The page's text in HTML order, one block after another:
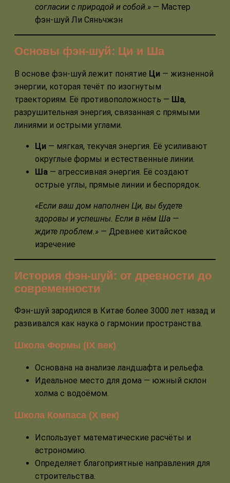
согласии с природой и собой.» — Мастер
фэн-шуй Ли Сяньчжэн
Основы фэн-шуй: Ци и Ша
В основе фэн-шуй лежит понятие Ци — жизненной
энергии, которая течёт по изогнутым
траекториям. Её противоположность — Ша,
разрушительная энергия, связанная с прямыми
линиями и острыми углами.
Ци — мягкая, текучая энергия. Её усиливают
округлые формы и естественные линии.
Ша — агрессивная энергия. Её создают
острые углы, прямые линии и беспорядок.
«Если ваш дом наполнен Ци, вы будете
здоровы и успешны. Если в нём Ша —
ждите проблем.» — Древнее китайское
изречение
История фэн-шуй: от древности до
современности
Фэн-шуй зародился в Китае более 3000 лет назад и
развивался как наука о гармонии пространства.
Школа Формы (IX век)
Основана на анализе ландшафта и рельефа.
Идеальное место для дома — южный склон
холма с водоёмом.
Школа Компаса (X век)
Использует математические расчёты и
астрономию.
Определяет благоприятные направления для
строительства.